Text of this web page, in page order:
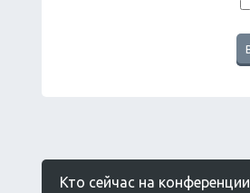
Кто сейчас на конференции